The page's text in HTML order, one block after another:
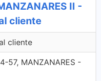
II -
cliente
cliente
57, MANZANARES -